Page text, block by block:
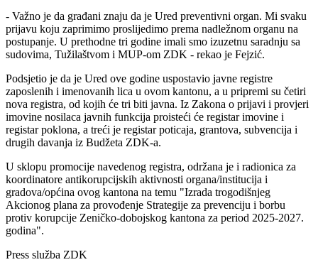
- Važno je da građani znaju da je Ured preventivni organ. Mi svaku
prijavu koju zaprimimo proslijedimo prema nadležnom organu na
postupanje. U prethodne tri godine imali smo izuzetnu saradnju sa
sudovima, Tužilaštvom i MUP-om ZDK - rekao je Fejzić.
Podsjetio je da je Ured ove godine uspostavio javne registre
zaposlenih i imenovanih lica u ovom kantonu, a u pripremi su četiri
nova registra, od kojih će tri biti javna. Iz Zakona o prijavi i provjeri
imovine nosilaca javnih funkcija proisteći će registar imovine i
registar poklona, a treći je registar poticaja, grantova, subvencija i
drugih davanja iz Budžeta ZDK-a.
U sklopu promocije navedenog registra, održana je i radionica za
koordinatore antikorupcijskih aktivnosti organa/institucija i
gradova/općina ovog kantona na temu "Izrada trogodišnjeg
Akcionog plana za provođenje Strategije za prevenciju i borbu
protiv korupcije Zeničko-dobojskog kantona za period 2025-2027.
godina".
Press služba ZDK